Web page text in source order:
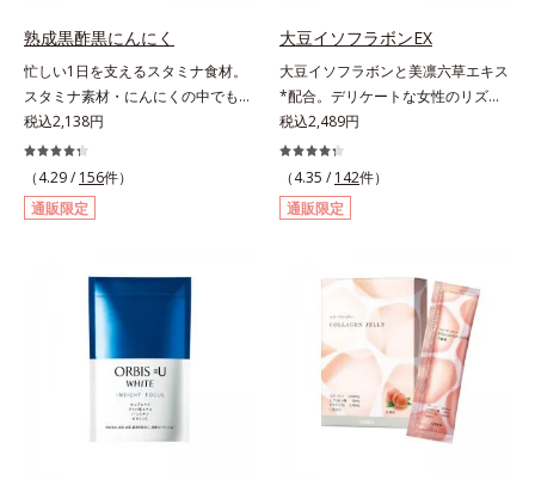
スメです。
熟成黒酢黒にんにく
忙しい1日を支えるスタミナ食材。
スタミナ素材・にんにくの中でも良
質で知られる青森県産の「福地ホワ
イト六片」を発酵・熟成させること
で、生にんにく時よりポリフェノー
ルやアミノ酸量をぐんとパワーアッ
プさせました。さらに、へとへと対
豊富）と黒酢の副産物“もろみ”（ビ
タミン類を贅沢に含む）の2つを配
合し、元気を底上げします。また、
ソフトカプセルを採用しニオイを閉
じ込め、ローズマリー抽出物を配合
することで、飲む時も飲んだ後も臭
わず爽やかにカバーします。
税込2,138円
（4.29 / 156件）
通販限定
大豆イソフラボンEX
大豆イソフラボンと美凛六草エキス
*配合。デリケートな女性のリズム
とバランスをサポート！。女性のカ
ラダは自分で思うよりもずっとデリ
ケート。不安定になりがちな女性の
身体の働きを助け、健康バランスを
サポートするサプリメントです。1
40mg（アグリコン換算25mg）と
和漢植物「美凛六草エキス」を
100mg配合。大豆イソフラボン
は、大豆に含まれるポリフェノール
の一種で、豆腐半丁分に相当する量
を配合しています。美凛六草エキス
とは、花茶の代表的な原料、メイク
税込2,489円
（4.35 / 142件）
通販限定